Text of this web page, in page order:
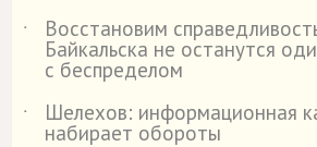
˙
Восстановим
Байкальска не останутся
с беспределом
˙
Шелехов: информационная
набирает обороты